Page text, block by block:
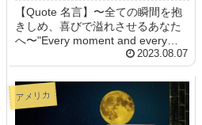
【Quote 名言】〜全ての瞬間を抱
きしめ、喜びで溢れさせるあなた
へ〜"Every moment and every
event of a man’s life on earth
plants something in his soul."...
2023.08.07
アメリカ